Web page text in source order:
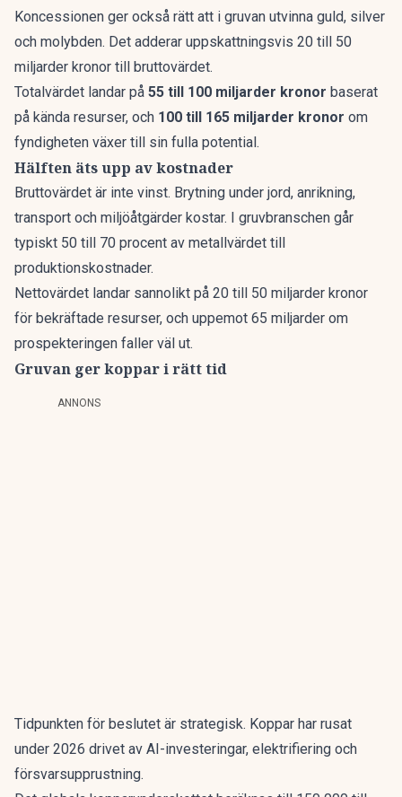
Koncessionen ger också rätt att i gruvan utvinna guld, silver
och molybden. Det adderar uppskattningsvis 20 till 50
miljarder kronor till bruttovärdet.
Totalvärdet landar på 55 till 100 miljarder kronor baserat
på kända resurser, och 100 till 165 miljarder kronor om
fyndigheten växer till sin fulla potential.
Hälften äts upp av kostnader
Bruttovärdet är inte vinst. Brytning under jord, anrikning,
transport och miljöåtgärder kostar. I gruvbranschen går
typiskt 50 till 70 procent av metallvärdet till
produktionskostnader.
Nettovärdet landar sannolikt på 20 till 50 miljarder kronor
för bekräftade resurser, och uppemot 65 miljarder om
prospekteringen faller väl ut.
Gruvan ger koppar i rätt tid
ANNONS
Tidpunkten för beslutet är strategisk. Koppar har rusat
under 2026 drivet av AI-investeringar, elektrifiering och
försvarsupprustning.